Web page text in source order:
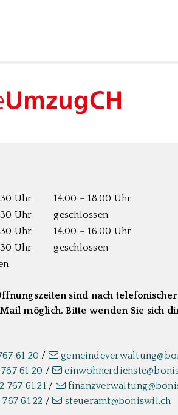
Uhr
14.00 – 18.00 Uhr
Uhr
geschlossen
Uhr
14.00 – 16.00 Uhr
Uhr
geschlossen
sind nach
möglich. Bitte wenden Sie sich
61 20 /
61 20 /
767 61 21/
61 22 / steueramt@boniswil.ch